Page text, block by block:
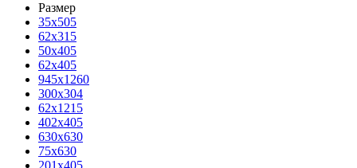
Размер
35х505
62x315
50x405
62х405
945x1260
300x304
62x1215
402x405
630x630
75x630
201x405